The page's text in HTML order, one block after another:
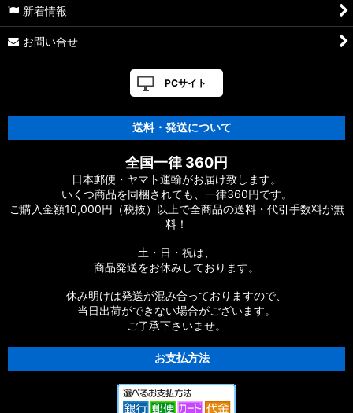
新着情報
お問い合せ
PCサイト
送料・発送について
全国一律 360円
日本郵便・ヤマト運輸がお届け致します。
いくつ商品を同梱されても、一律360円です。
ご購入金額10,000円（税抜）以上で全商品の送料・代引手数料が無
料！
土・日・祝は、
商品発送をお休みしております。
休み明けは発送が混み合っておりますので、
当日出荷ができない場合がございます。
ご了承下さいませ。
お支払方法